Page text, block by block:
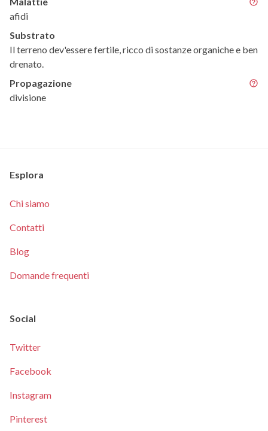
afidi
Substrato
Il terreno dev'essere fertile, ricco di sostanze organiche e ben
drenato.
Propagazione
divisione
Esplora
Chi siamo
Contatti
Blog
Domande frequenti
Social
Twitter
Facebook
Instagram
Pinterest